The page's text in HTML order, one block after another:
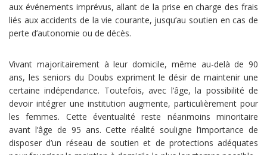
aux événements imprévus, allant de la prise en charge des frais
liés aux accidents de la vie courante, jusqu’au soutien en cas de
perte d’autonomie ou de décès.
Vivant majoritairement à leur domicile, même au-delà de 90
ans, les seniors du Doubs expriment le désir de maintenir une
certaine indépendance. Toutefois, avec l’âge, la possibilité de
devoir intégrer une institution augmente, particulièrement pour
les femmes. Cette éventualité reste néanmoins minoritaire
avant l’âge de 95 ans. Cette réalité souligne l’importance de
disposer d’un réseau de soutien et de protections adéquates